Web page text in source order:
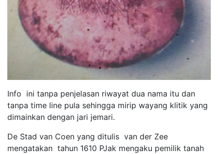
Info ini tanpa penjelasan riwayat dua nama itu dan
tanpa time line pula sehingga mirip wayang klitik yang
dimainkan dengan jari jemari.
De Stad van Coen yang ditulis van der Zee
mengatakan tahun 1610 PJak mengaku pemilik tanah